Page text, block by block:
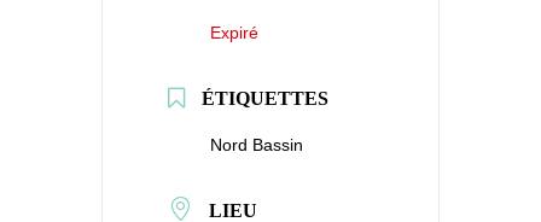
Expiré
ÉTIQUETTES
Nord Bassin
LIEU